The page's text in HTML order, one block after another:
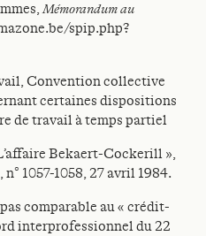
Mémorandum au
spip.php?
Convention collective
certaines dispositions
de travail à temps partiel
Bekaert-Cockerill »,
n° 1057-1058, 27 avril 1984.
comparable au « crédit-
interprofessionnel du 22